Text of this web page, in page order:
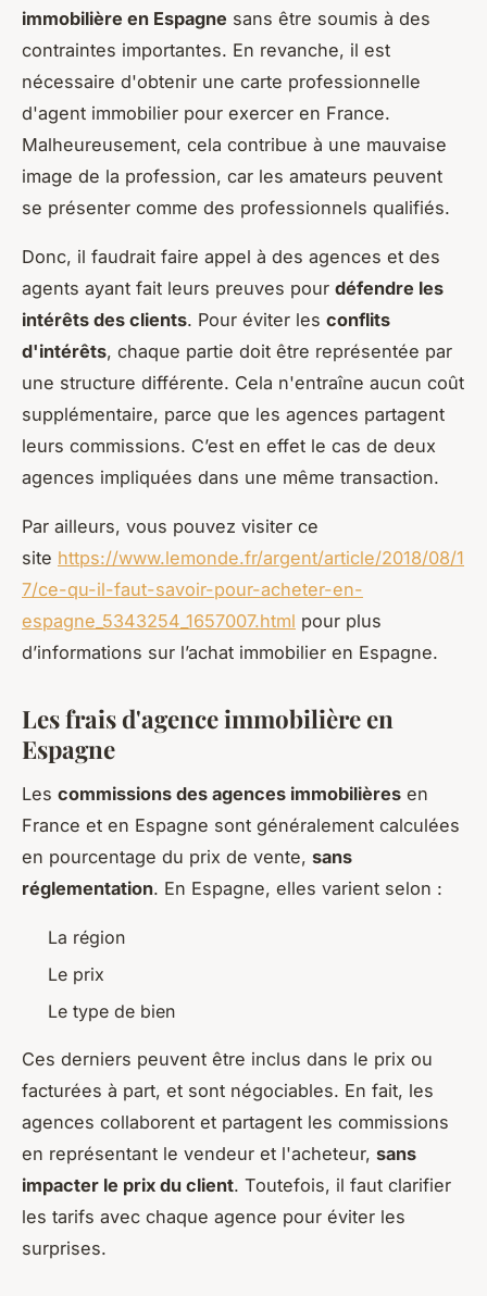
immobilière en Espagne sans être soumis à des
contraintes importantes. En revanche, il est
nécessaire d'obtenir une carte professionnelle
d'agent immobilier pour exercer en France.
Malheureusement, cela contribue à une mauvaise
image de la profession, car les amateurs peuvent
se présenter comme des professionnels qualifiés.
Donc, il faudrait faire appel à des agences et des
agents ayant fait leurs preuves pour défendre les
intérêts des clients. Pour éviter les conflits
d'intérêts, chaque partie doit être représentée par
une structure différente. Cela n'entraîne aucun coût
supplémentaire, parce que les agences partagent
leurs commissions. C’est en effet le cas de deux
agences impliquées dans une même transaction.
Par ailleurs, vous pouvez visiter ce
site https://www.lemonde.fr/argent/article/2018/08/1
7/ce-qu-il-faut-savoir-pour-acheter-en-
espagne_5343254_1657007.html pour plus
d’informations sur l’achat immobilier en Espagne.
Les frais d'agence immobilière en
Espagne
Les commissions des agences immobilières en
France et en Espagne sont généralement calculées
en pourcentage du prix de vente, sans
réglementation. En Espagne, elles varient selon :
La région
Le prix
Le type de bien
Ces derniers peuvent être inclus dans le prix ou
facturées à part, et sont négociables. En fait, les
agences collaborent et partagent les commissions
en représentant le vendeur et l'acheteur, sans
impacter le prix du client. Toutefois, il faut clarifier
les tarifs avec chaque agence pour éviter les
surprises.